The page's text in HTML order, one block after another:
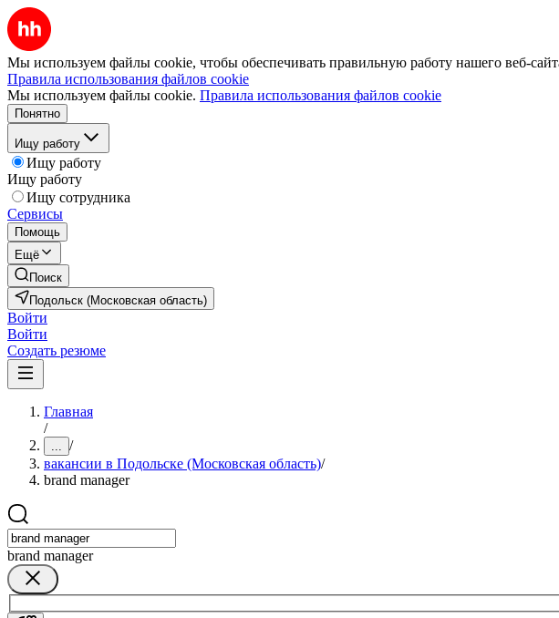
Мы используем файлы cookie, чтобы обеспечивать правильную работу нашего веб-
Правила использования файлов cookie
Мы используем файлы cookie. Правила использования файлов cookie
Понятно
Ищу работу
Ищу работу
Ищу работу
Ищу сотрудника
Сервисы
Помощь
Ещё
Поиск
Подольск (Московская область)
Войти
Войти
Создать резюме
Главная
/
... /
вакансии в Подольске (Московская область)/
brand manager
brand manager